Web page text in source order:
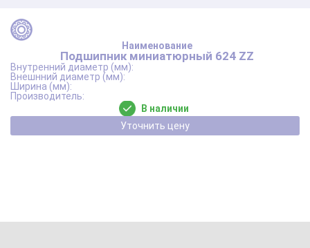
Подшипник миниатюрный 624 ZZ
В наличии
Уточнить цену